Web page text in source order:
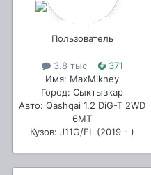
Пользователь
3.8 тыс
371
Имя: MaxMikhey
Город: Сыктывкар
Авто: Qashqai 1.2 DiG-T 2WD
6МТ
Кузов: J11G/FL (2019 - )